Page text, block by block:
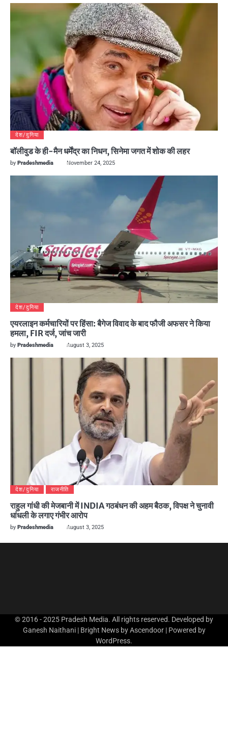
देश/दुनिया
बॉलीवुड के ही-मैन धर्मेंद्र का निधन, सिनेमा जगत में शोक की लहर
by Pradeshmedia November 24, 2025
देश/दुनिया
एयरलाइन कर्मचारियों पर हिंसा: बैगेज विवाद के बाद फौजी अफसर ने किया
हमला, FIR दर्ज, जांच जारी
by Pradeshmedia August 3, 2025
देश/दुनिया राजनीति
राहुल गांधी की मेजबानी में INDIA गठबंधन की अहम बैठक, विपक्ष ने चुनावी
धांधली के लगाए गंभीर आरोप
by Pradeshmedia August 3, 2025
© 2016 - 2025 Pradesh Media. All rights reserved. Developed by
Ganesh Naithani | Bright News byAscendoor| Powered by
WordPress.